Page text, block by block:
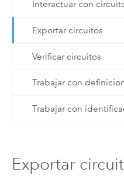
Interactuar con
Exportar circuitos
Verificar circuitos
Trabajar con
Trabajar con
Exportar